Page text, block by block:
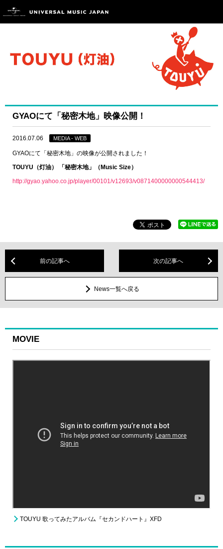
GYAOにて「秘密木地」映像公開！
2016.07.06 MEDIA - WEB
GYAOにて「秘密木地」の映像が公開されました！
TOUYU（灯油） 「秘密木地」（Music Size）
http://gyao.yahoo.co.jp/player/00101/v12693/v0871400000000544413/
前の記事へ 次の記事へ
News一覧へ戻る
MOVIE
TOUYU 歌ってみたアルバム『セカンドハート』XFD